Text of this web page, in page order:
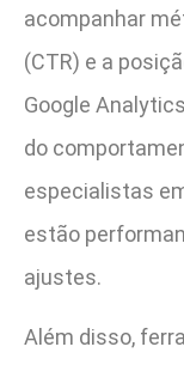
acompanhar
(CTR) e a
Google
do
especialistas
estão
ajustes.
Além disso,